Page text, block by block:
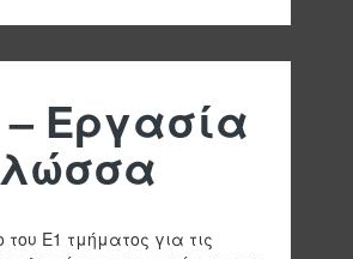
Εργασία
Ε1 τμήματος για τις